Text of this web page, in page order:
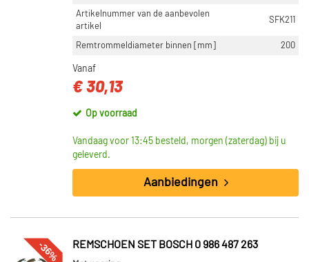
Artikelnummer van de aanbevolen
artikel
SFK211
Remtrommeldiameter binnen [mm] 200
Vanaf
€ 30,13
Op voorraad
Vandaag voor 13:45 besteld, morgen (zaterdag) bij u
geleverd.
Aanbiedingen
-36% REMSCHOEN SET BOSCH 0 986 487 263